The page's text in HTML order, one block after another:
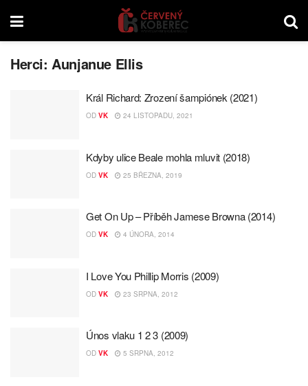
Herci:Aunjanue Ellis
Král Richard: Zrození šampiónek (2021)
OD VK 24 LISTOPADU, 2021
Kdyby ulice Beale mohla mluvit (2018)
OD VK 25 BŘEZNA, 2019
Get On Up – Příběh Jamese Browna (2014)
OD VK 4 ÚNORA, 2014
I Love You Phillip Morris (2009)
OD VK 23 SRPNA, 2012
Únos vlaku 1 2 3 (2009)
OD VK 5 SRPNA, 2012